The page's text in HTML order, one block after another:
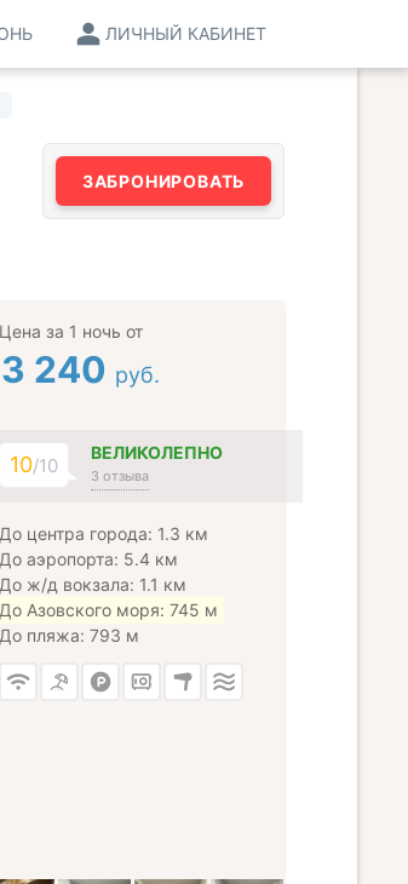
ЛИЧНЫЙ КАБИНЕТ
ЗАБРОНИРОВАТЬ
Цена за 1 ночь от
3 240 руб.
10/10
ВЕЛИКОЛЕПНО
3 отзыва
До центра города: 1.3 км
До аэропорта: 5.4 км
До ж/д вокзала: 1.1 км
До Азовского моря: 745 м
До пляжа: 793 м